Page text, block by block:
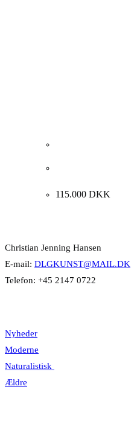
115.000 DKK
Christian Jenning Hansen
E-mail: DLGKUNST@MAIL.DK
Telefon: +45 2147 0722
Nyheder
Moderne
Naturalistisk
Ældre